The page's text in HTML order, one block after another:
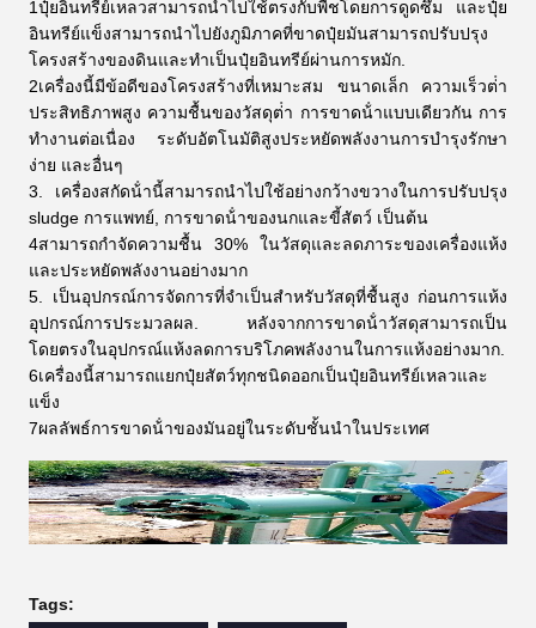
1ปุ๋ยอินทรีย์เหลวสามารถนําไปใช้ตรงกับพืชโดยการดูดซึม และปุ๋ย
อินทรีย์แข็งสามารถนําไปยังภูมิภาคที่ขาดปุ๋ยมันสามารถปรับปรุง
โครงสร้างของดินและทําเป็นปุ๋ยอินทรีย์ผ่านการหมัก.
2เครื่องนี้มีข้อดีของโครงสร้างที่เหมาะสม ขนาดเล็ก ความเร็วต่ํา
ประสิทธิภาพสูง ความชื้นของวัสดุต่ํา การขาดน้ําแบบเดียวกัน การ
ทํางานต่อเนื่อง ระดับอัตโนมัติสูงประหยัดพลังงานการบํารุงรักษา
ง่าย และอื่นๆ
3. เครื่องสกัดน้ํานี้สามารถนําไปใช้อย่างกว้างขวางในการปรับปรุง
sludge การแพทย์, การขาดน้ําของนกและขี้สัตว์ เป็นต้น
4สามารถกําจัดความชื้น 30% ในวัสดุและลดภาระของเครื่องแห้ง
และประหยัดพลังงานอย่างมาก
5. เป็นอุปกรณ์การจัดการที่จําเป็นสําหรับวัสดุที่ชื้นสูง ก่อนการแห้ง
อุปกรณ์การประมวลผล. หลังจากการขาดน้ําวัสดุสามารถเป็น
โดยตรงในอุปกรณ์แห้งลดการบริโภคพลังงานในการแห้งอย่างมาก.
6เครื่องนี้สามารถแยกปุ๋ยสัตว์ทุกชนิดออกเป็นปุ๋ยอินทรีย์เหลวและ
แข็ง
7ผลลัพธ์การขาดน้ําของมันอยู่ในระดับชั้นนําในประเทศ
Tags: